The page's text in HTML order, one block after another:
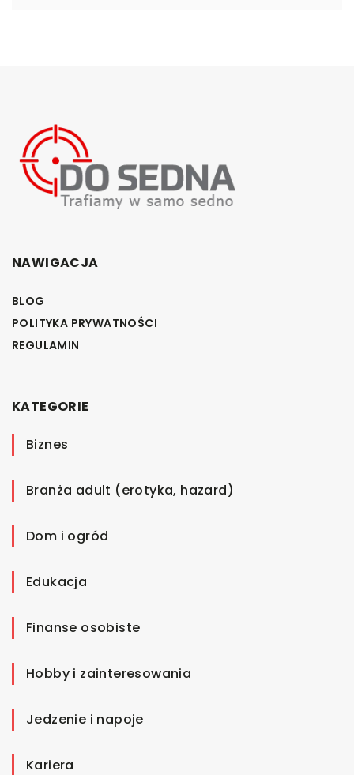
NAWIGACJA
BLOG
POLITYKA PRYWATNOŚCI
REGULAMIN
KATEGORIE
Biznes
Branża adult (erotyka, hazard)
Dom i ogród
Edukacja
Finanse osobiste
Hobby i zainteresowania
Jedzenie i napoje
Kariera